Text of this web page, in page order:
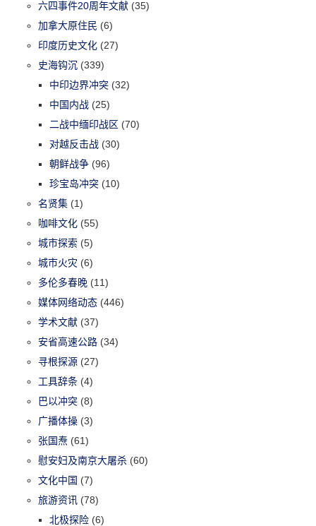
六四事件20周年文献 (35)
加拿大原住民 (6)
印度历史文化 (27)
史海钩沉 (339)
中印边界冲突 (32)
中国内战 (25)
二战中缅印战区 (70)
对越反击战 (30)
朝鲜战争 (96)
珍宝岛冲突 (10)
名贤集 (1)
咖啡文化 (55)
城市探索 (5)
城市火灾 (6)
多伦多春晚 (11)
媒体网络动态 (446)
学术文献 (37)
安省高速公路 (34)
寻根探源 (27)
工具辞条 (4)
巴以冲突 (8)
广播体操 (3)
张国焘 (61)
慰安妇及南京大屠杀 (60)
文化中国 (7)
旅游资讯 (78)
北极探险 (6)